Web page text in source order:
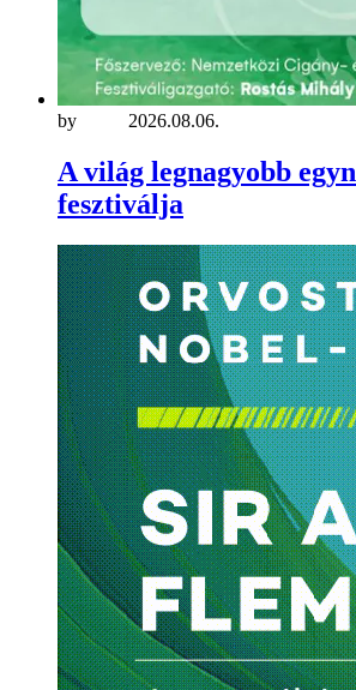
by 2026.08.06.
A világ legnagyobb
fesztiválja